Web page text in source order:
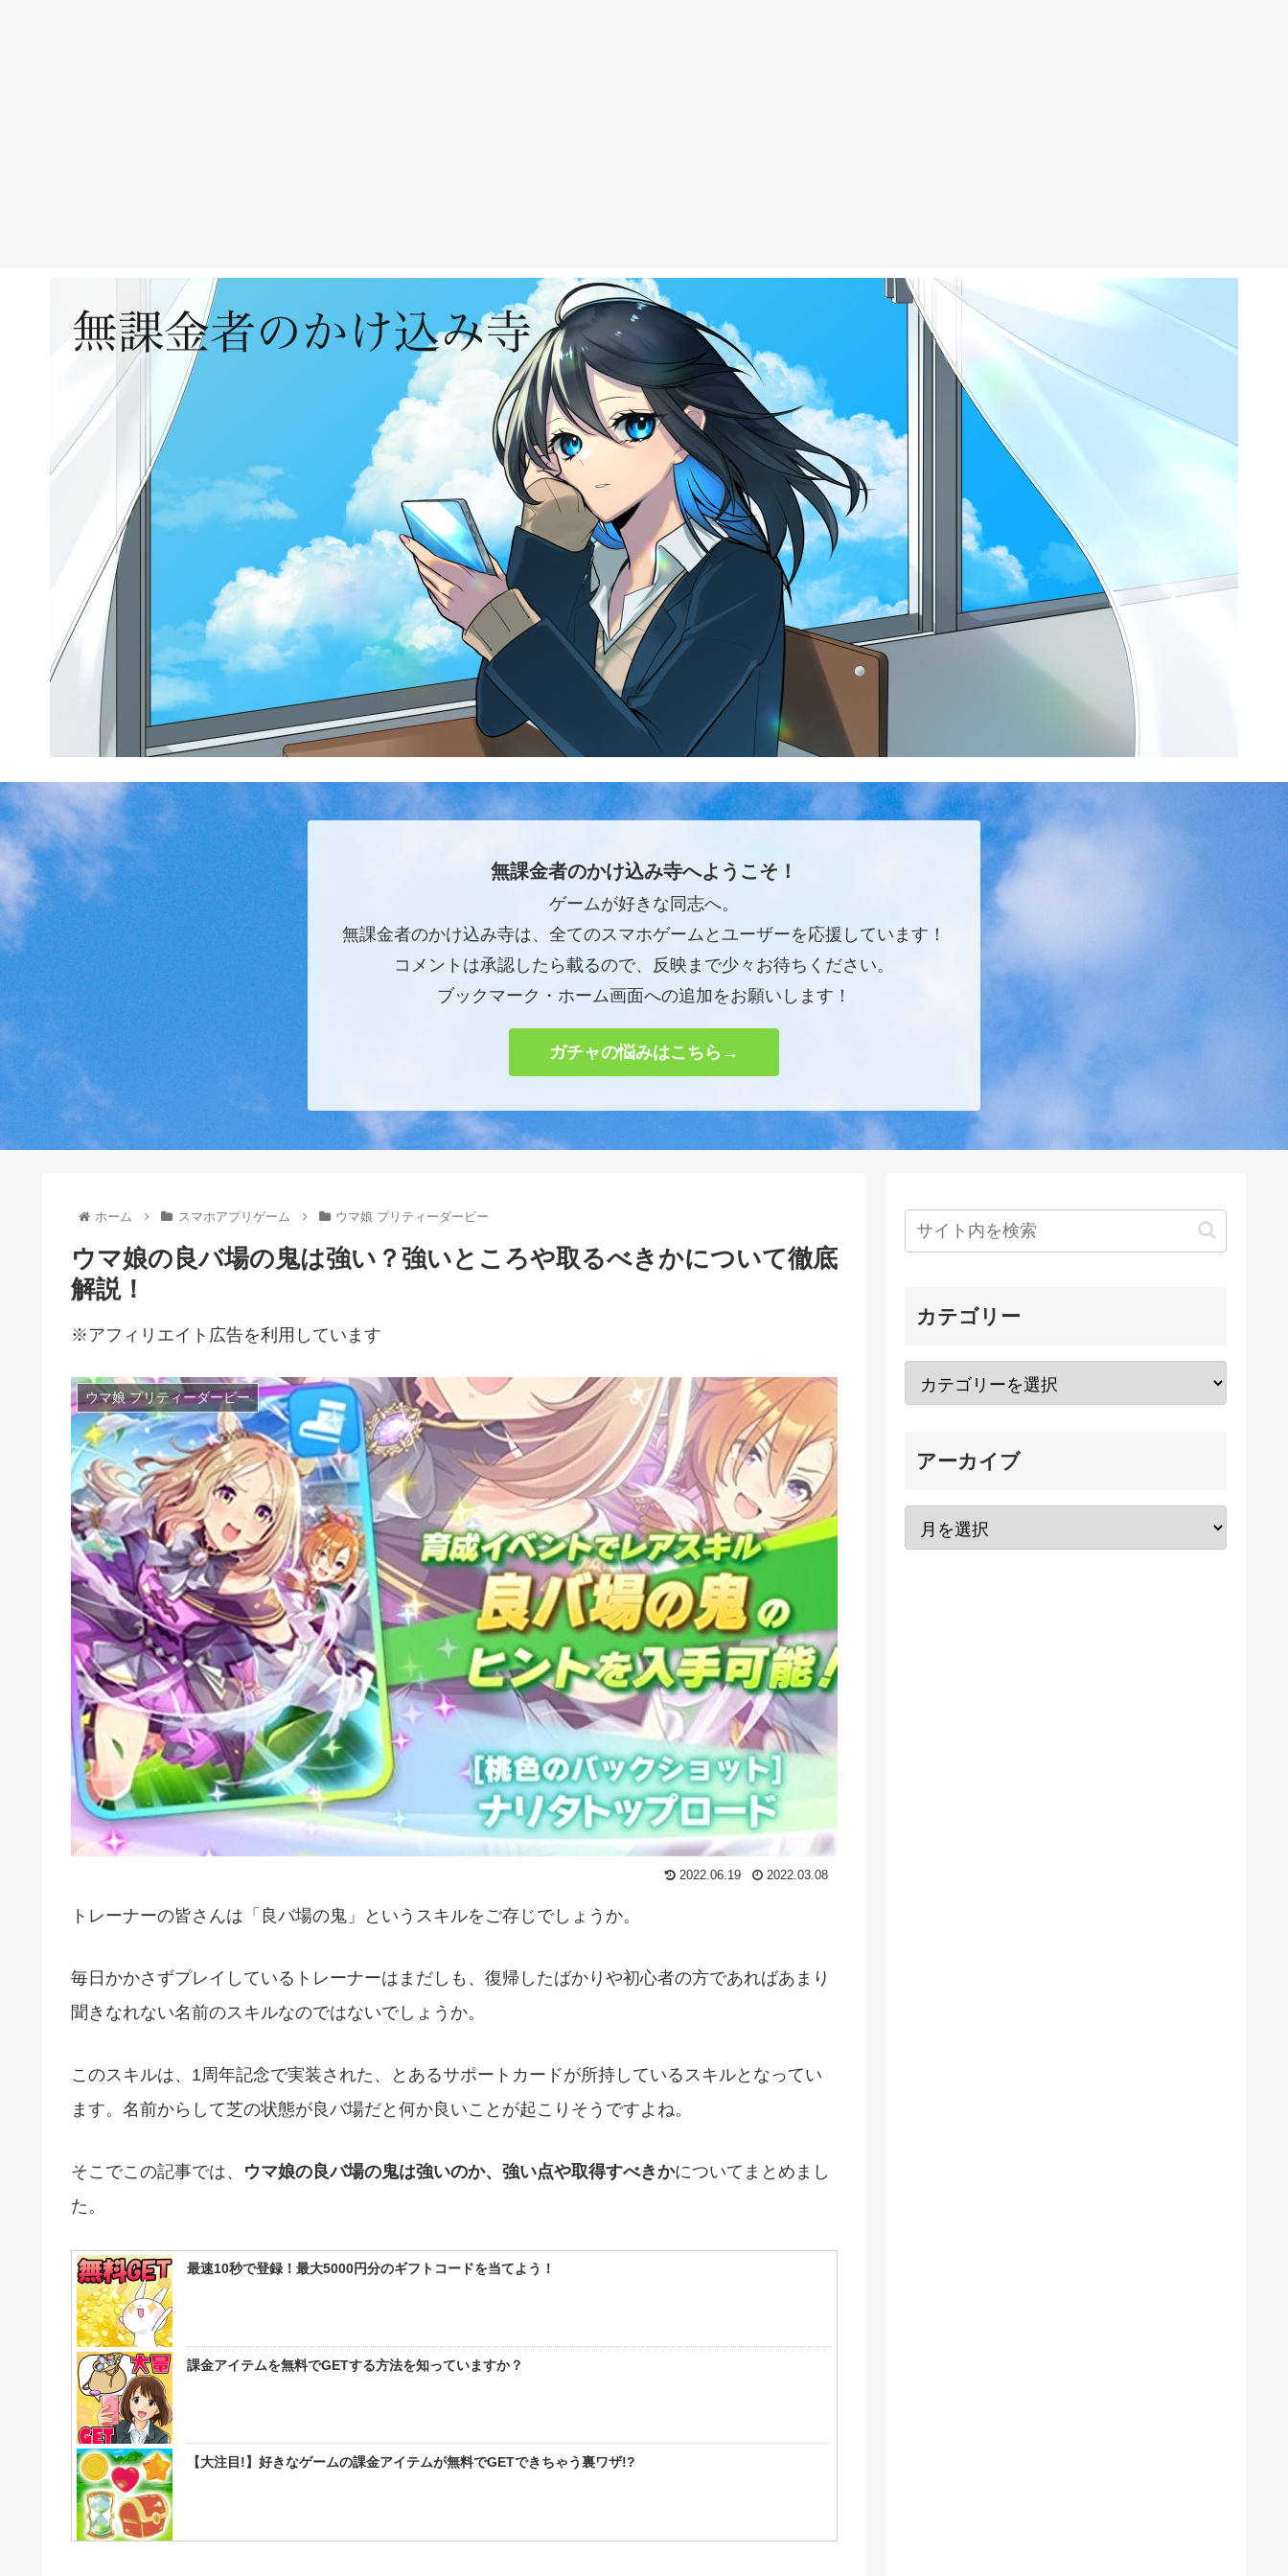
無課金者のかけ込み寺へようこそ！
ゲームが好きな同志へ。
無課金者のかけ込み寺は、全てのスマホゲームとユーザーを応援しています！
コメントは承認したら載るので、反映まで少々お待ちください。
ブックマーク・ホーム画面への追加をお願いします！
ガチャの悩みはこちら→
ホーム スマホアプリゲーム ウマ娘 プリティーダービー
ウマ娘の良バ場の鬼は強い？強いところや取るべきかについて徹底
解説！
※アフィリエイト広告を利用しています
ウマ娘 プリティーダービー
2022.06.19 2022.03.08
トレーナーの皆さんは「良バ場の鬼」というスキルをご存じでしょうか。
毎日かかさずプレイしているトレーナーはまだしも、復帰したばかりや初心者の方であればあまり
聞きなれない名前のスキルなのではないでしょうか。
このスキルは、1周年記念で実装された、とあるサポートカードが所持しているスキルとなってい
ます。名前からして芝の状態が良バ場だと何か良いことが起こりそうですよね。
そこでこの記事では、 ウマ娘の良バ場の鬼は強いのか、強い点や取得すべきかについてまとめまし
た。
最速10秒で登録！最大5000円分のギフトコードを当てよう！
課金アイテムを無料でGETする方法を知っていますか？
【大注目!】好きなゲームの課金アイテムが無料でGETできちゃう裏ワザ!?
カテゴリー
アーカイブ